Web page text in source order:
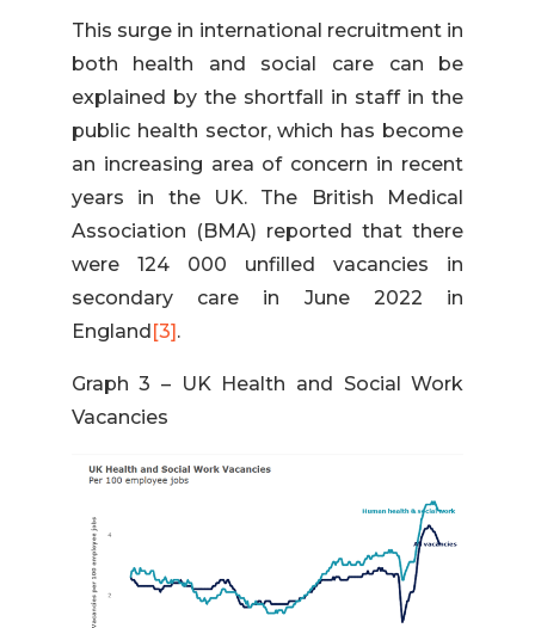
This surge in international recruitment in
both health and social care can be
explained by the shortfall in staff in the
public health sector, which has become
an increasing area of concern in recent
years in the UK. The British Medical
Association (BMA) reported that there
were 124 000 unfilled vacancies in
secondary care in June 2022 in
England[3].
Graph 3 – UK Health and Social Work
Vacancies